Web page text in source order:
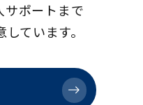
サポートまで
ています。